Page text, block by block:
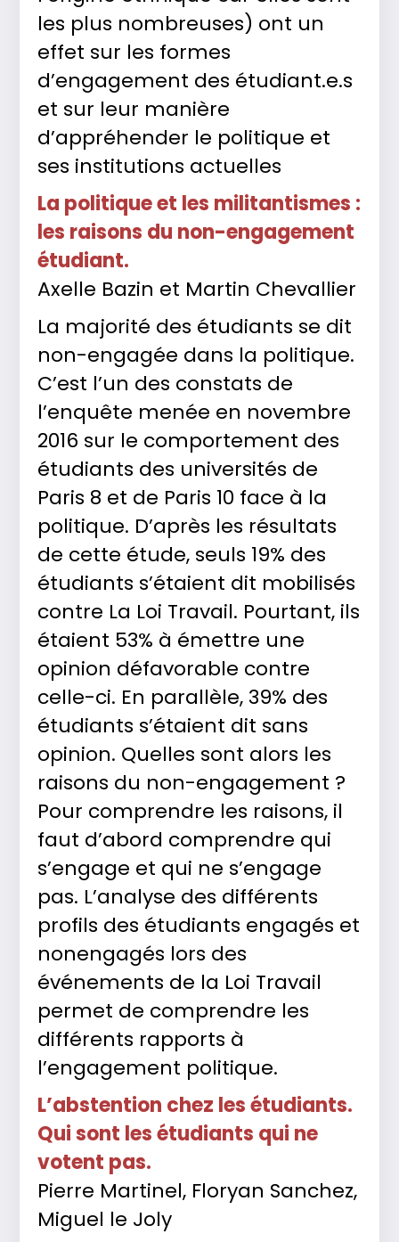
les plus nombreuses) ont un
effet sur les formes
d’engagement des étudiant.e.s
et sur leur manière
d’appréhender le politique et
ses institutions actuelles
La politique et les militantismes :
les raisons du non-engagement
étudiant.
Axelle Bazin et Martin Chevallier
La majorité des étudiants se dit
non-engagée dans la politique.
C’est l’un des constats de
l’enquête menée en novembre
2016 sur le comportement des
étudiants des universités de
Paris 8 et de Paris 10 face à la
politique. D’après les résultats
de cette étude, seuls 19% des
étudiants s’étaient dit mobilisés
contre La Loi Travail. Pourtant, ils
étaient 53% à émettre une
opinion défavorable contre
celle-ci. En parallèle, 39% des
étudiants s’étaient dit sans
opinion. Quelles sont alors les
raisons du non-engagement ?
Pour comprendre les raisons, il
faut d’abord comprendre qui
s’engage et qui ne s’engage
pas. L’analyse des différents
profils des étudiants engagés et
nonengagés lors des
événements de la Loi Travail
permet de comprendre les
différents rapports à
l’engagement politique.
L’abstention chez les étudiants.
Qui sont les étudiants qui ne
votent pas.
Pierre Martinel, Floryan Sanchez,
Miguel le Joly